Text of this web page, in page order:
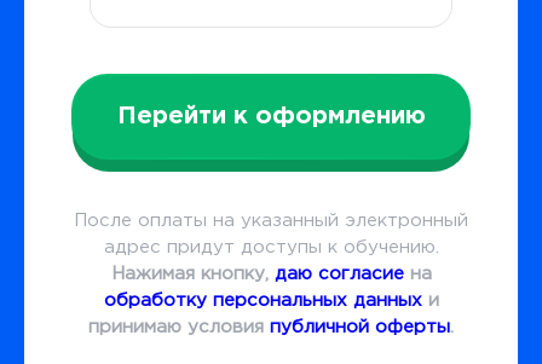
Перейти к оформлению
После оплаты на указанный электронный
адрес придут доступы к обучению.
Нажимая кнопку, даю согласиена
обработку персональных данныхи
принимаю условия публичной оферты.